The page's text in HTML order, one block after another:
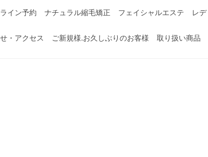
イン予約 ナチュラル縮毛矯正 フェイシャルエステ レ
・アクセス ご新規様.お久しぶりのお客様 取り扱い商品